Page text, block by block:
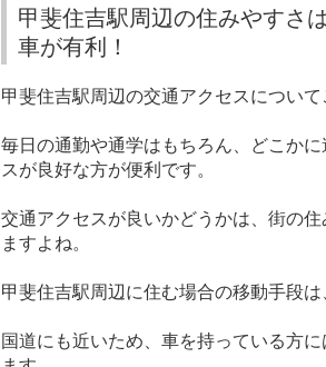
甲斐住吉駅周辺の住みやすさ
車が有利！
甲斐住吉駅周辺の交通アクセスについて
毎日の通勤や通学はもちろん、どこか
スが良好な方が便利です。
交通アクセスが良いかどうかは、街の
ますよね。
甲斐住吉駅周辺に住む場合の移動手段は
国道にも近いため、車を持っている方